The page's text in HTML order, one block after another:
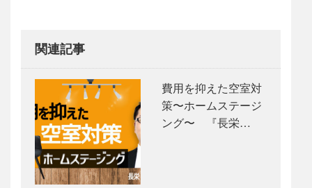
関連記事
費用を抑えた空室対
策〜ホームステージ
ング〜 『長栄…